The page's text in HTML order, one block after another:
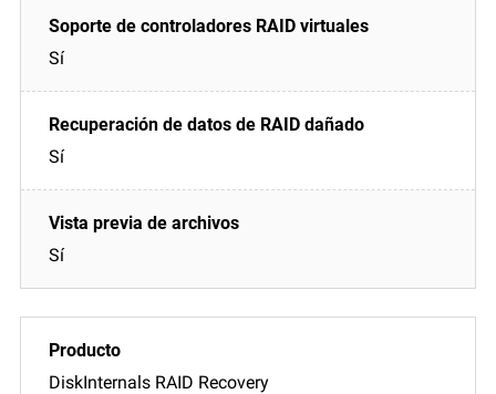
Sí
Sí
Sí
DiskInternals RAID Recovery